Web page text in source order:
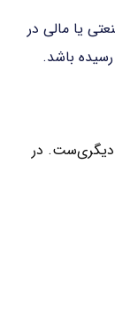
یا مالی در
باشد.
دیگری‌ست. در